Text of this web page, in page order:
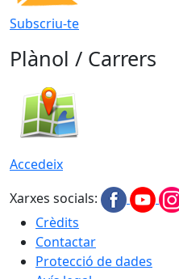
Subscriu-te
Plànol / Carrers
Accedeix
Xarxes socials:
Crèdits
Contactar
Protecció de dades